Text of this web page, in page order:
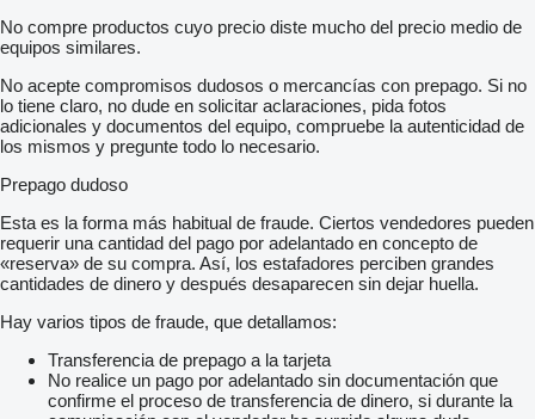
No compre productos cuyo precio diste mucho del precio medio de
equipos similares.
No acepte compromisos dudosos o mercancías con prepago. Si no
lo tiene claro, no dude en solicitar aclaraciones, pida fotos
adicionales y documentos del equipo, compruebe la autenticidad de
los mismos y pregunte todo lo necesario.
Prepago dudoso
Esta es la forma más habitual de fraude. Ciertos vendedores pueden
requerir una cantidad del pago por adelantado en concepto de
«reserva» de su compra. Así, los estafadores perciben grandes
cantidades de dinero y después desaparecen sin dejar huella.
Hay varios tipos de fraude, que detallamos:
Transferencia de prepago a la tarjeta
No realice un pago por adelantado sin documentación que
confirme el proceso de transferencia de dinero, si durante la